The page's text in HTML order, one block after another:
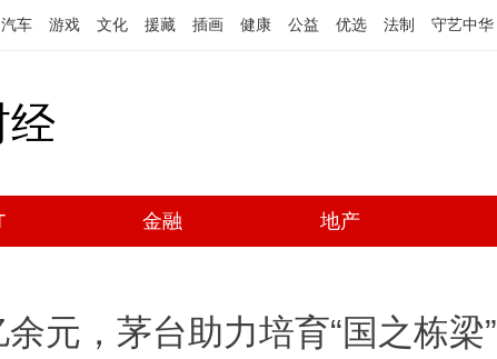
汽车 游戏 文化 援藏 插画 健康 公益 优选 法制 守艺中华
经
金融 地产
元，茅台助力培育“国之栋梁”